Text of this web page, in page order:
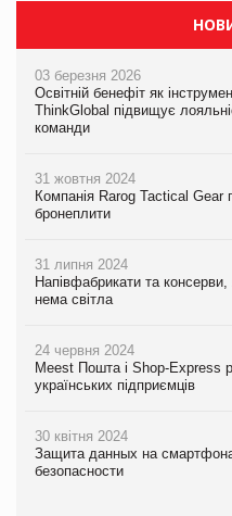
03 березня 2026
Освітній бенефіт як
ThinkGlobal підвищує
команди
31 жовтня 2024
Компанія Rarog Tactical Gear
бронеплити
31 липня 2024
Напівфабрикати та консерви,
нема світла
24 червня 2024
Meest Пошта і Shop-Express
українських підприємців
30 квітня 2024
Защита данных на
безопасности